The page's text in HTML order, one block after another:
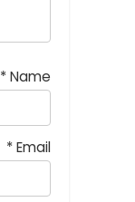
Name
*
Email
*